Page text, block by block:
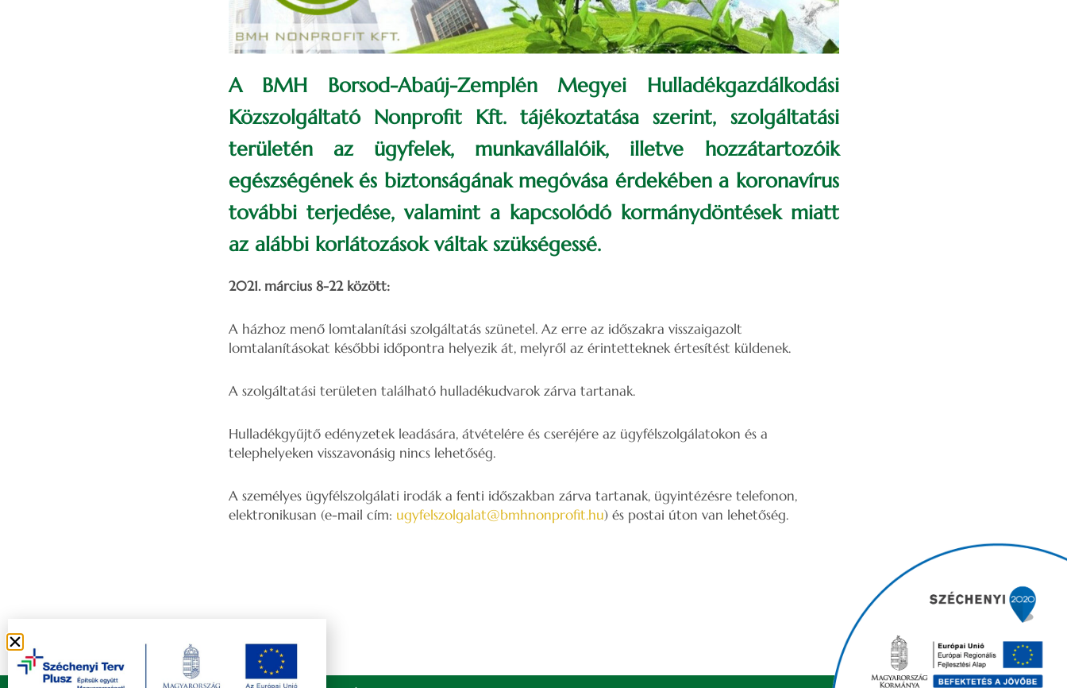
A BMH Borsod-Abaúj-Zemplén Megyei Hulladékgazdálkodási
Közszolgáltató Nonprofit Kft. tájékoztatása szerint, szolgáltatási
területén az ügyfelek, munkavállalóik, illetve hozzátartozóik
egészségének és biztonságának megóvása érdekében a koronavírus
további terjedése, valamint a kapcsolódó kormánydöntések miatt
az alábbi korlátozások váltak szükségessé.
2021. március 8-22 között:
A házhoz menő lomtalanítási szolgáltatás szünetel. Az erre az időszakra visszaigazolt
lomtalanításokat későbbi időpontra helyezik át, melyről az érintetteknek értesítést küldenek.
A szolgáltatási területen található hulladékudvarok zárva tartanak.
Hulladékgyűjtő edényzetek leadására, átvételére és cseréjére az ügyfélszolgálatokon és a
telephelyeken visszavonásig nincs lehetőség.
A személyes ügyfélszolgálati irodák a fenti időszakban zárva tartanak, ügyintézésre telefonon,
elektronikusan (e-mail cím: ugyfelszolgalat@bmhnonprofit.hu) és postai úton van lehetőség.